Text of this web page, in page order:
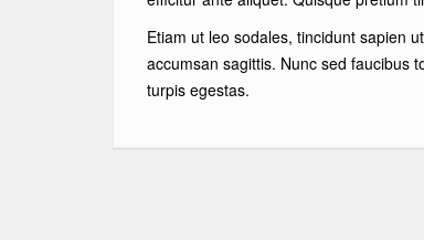
Etiam ut leo sodales, tincidunt sapien
accumsan sagittis. Nunc sed faucibus
turpis egestas.